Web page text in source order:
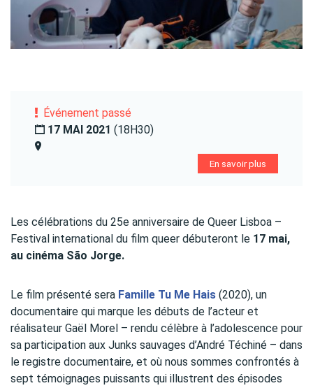
Événement passé
17 MAI 2021 (18H30)
En savoir plus
Les célébrations du 25e anniversaire de Queer Lisboa –
Festival international du film queer débuteront le 17 mai,
au cinéma São Jorge.
Le film présenté sera Famille Tu Me Hais (2020), un
documentaire qui marque les débuts de l’acteur et
réalisateur Gaël Morel – rendu célèbre à l’adolescence pour
sa participation aux Junks sauvages d’André Téchiné – dans
le registre documentaire, et où nous sommes confrontés à
sept témoignages puissants qui illustrent des épisodes